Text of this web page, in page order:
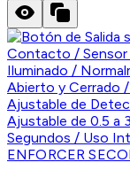
ENFORCER